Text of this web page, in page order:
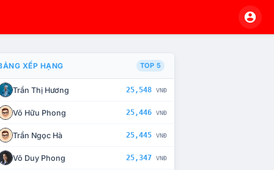
CHẾ TÀI XỬ LÝ VI PHẠM
XẾP HẠNG TOP 5
Trần Thị Hương 25,548 VNĐ
Võ Hữu Phong 25,446 VNĐ
Trần Ngọc Hà 25,445 VNĐ
Võ Duy Phong 25,347 VNĐ